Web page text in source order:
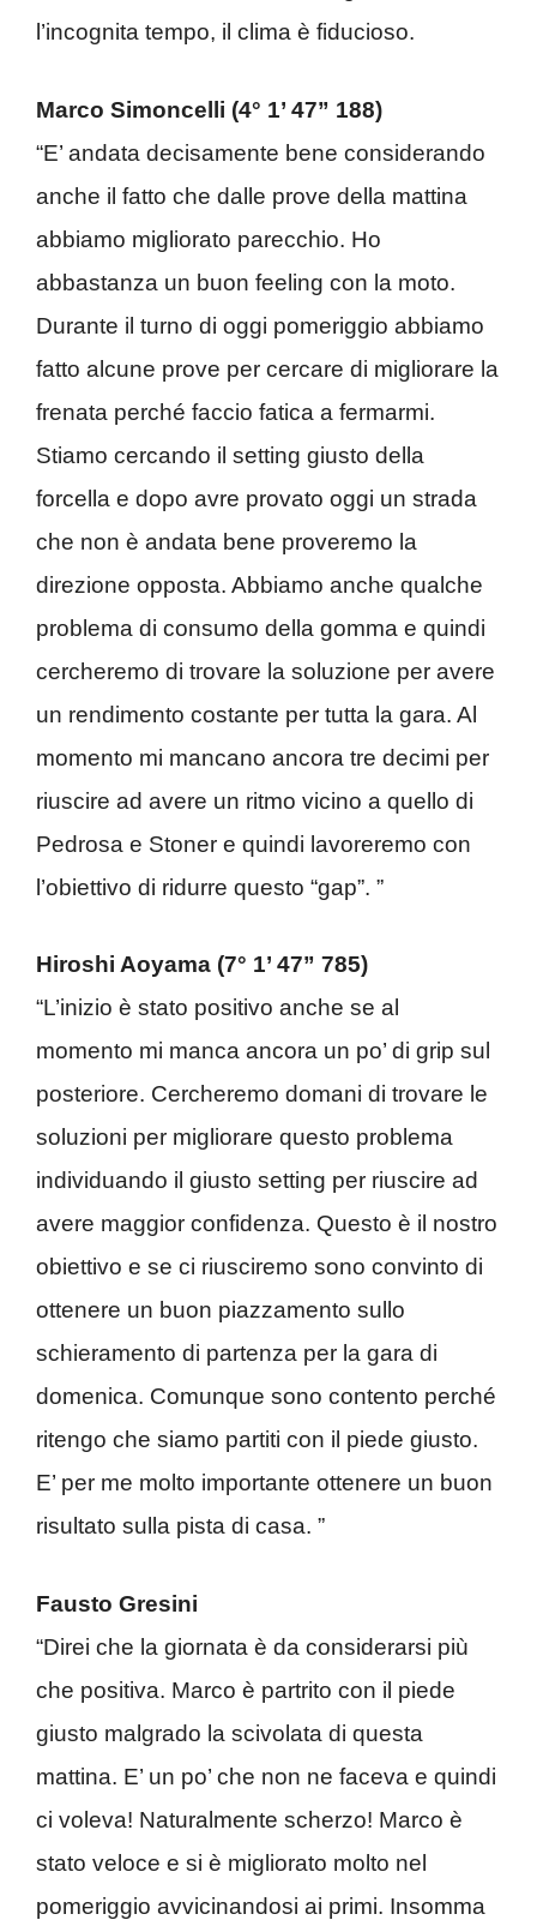
l’incognita tempo, il clima è fiducioso.
Marco Simoncelli (4° 1’ 47” 188)
“E’ andata decisamente bene considerando
anche il fatto che dalle prove della mattina
abbiamo migliorato parecchio. Ho
abbastanza un buon feeling con la moto.
Durante il turno di oggi pomeriggio abbiamo
fatto alcune prove per cercare di migliorare la
frenata perché faccio fatica a fermarmi.
Stiamo cercando il setting giusto della
forcella e dopo avre provato oggi un strada
che non è andata bene proveremo la
direzione opposta. Abbiamo anche qualche
problema di consumo della gomma e quindi
cercheremo di trovare la soluzione per avere
un rendimento costante per tutta la gara. Al
momento mi mancano ancora tre decimi per
riuscire ad avere un ritmo vicino a quello di
Pedrosa e Stoner e quindi lavoreremo con
l’obiettivo di ridurre questo “gap”. ”
Hiroshi Aoyama (7° 1’ 47” 785)
“L’inizio è stato positivo anche se al
momento mi manca ancora un po’ di grip sul
posteriore. Cercheremo domani di trovare le
soluzioni per migliorare questo problema
individuando il giusto setting per riuscire ad
avere maggior confidenza. Questo è il nostro
obiettivo e se ci riusciremo sono convinto di
ottenere un buon piazzamento sullo
schieramento di partenza per la gara di
domenica. Comunque sono contento perché
ritengo che siamo partiti con il piede giusto.
E’ per me molto importante ottenere un buon
risultato sulla pista di casa. ”
Fausto Gresini
“Direi che la giornata è da considerarsi più
che positiva. Marco è partrito con il piede
giusto malgrado la scivolata di questa
mattina. E’ un po’ che non ne faceva e quindi
ci voleva! Naturalmente scherzo! Marco è
stato veloce e si è migliorato molto nel
pomeriggio avvicinandosi ai primi. Insomma